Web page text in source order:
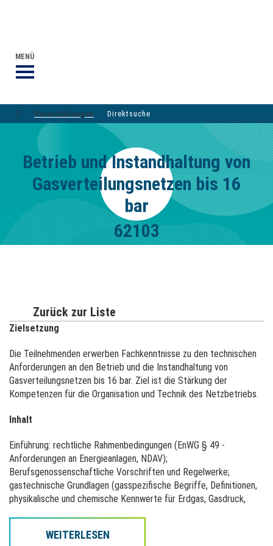
MENÜ
Veranstaltungen Direktsuche
Betrieb und Instandhaltung von
Gasverteilungsnetzen bis 16
bar
62103
Zurück zur Liste
Zielsetzung
Die Teilnehmenden erwerben Fachkenntnisse zu den technischen
Anforderungen an den Betrieb und die Instandhaltung von
Gasverteilungsnetzen bis 16 bar. Ziel ist die Stärkung der
Kompetenzen für die Organisation und Technik des Netzbetriebs.
Inhalt
Einführung: rechtliche Rahmenbedingungen (EnWG § 49 -
Anforderungen an Energieanlagen, NDAV);
Berufsgenossenschaftliche Vorschriften und Regelwerke;
gastechnische Grundlagen (gasspezifische Begriffe, Definitionen,
physikalische und chemische Kennwerte für Erdgas, Gasdruck,
Regelwerke (Schwerpunkte G 280, G 459-1/459-1-B1, G 465-1, G
WEITERLESEN